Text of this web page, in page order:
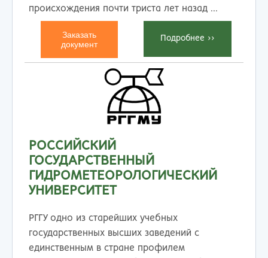
происхождения почти триста лет назад ...
Заказать
документ
Подробнеe >>
РОССИЙСКИЙ
ГОСУДАРСТВЕННЫЙ
ГИДРОМЕТЕОРОЛОГИЧЕСКИЙ
УНИВЕРСИТЕТ
РГГУ одно из старейших учебных
государственных высших заведений с
единственным в стране профилем